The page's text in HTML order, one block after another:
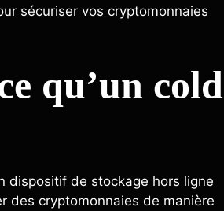
sécuriser vos cryptomonnaies
qu’un cold
dispositif de stockage hors ligne
des cryptomonnaies de manière